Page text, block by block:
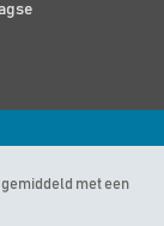
met een